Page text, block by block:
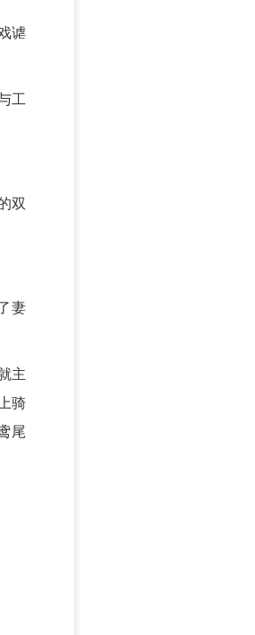
谑
工
双
妻
主
骑
尾